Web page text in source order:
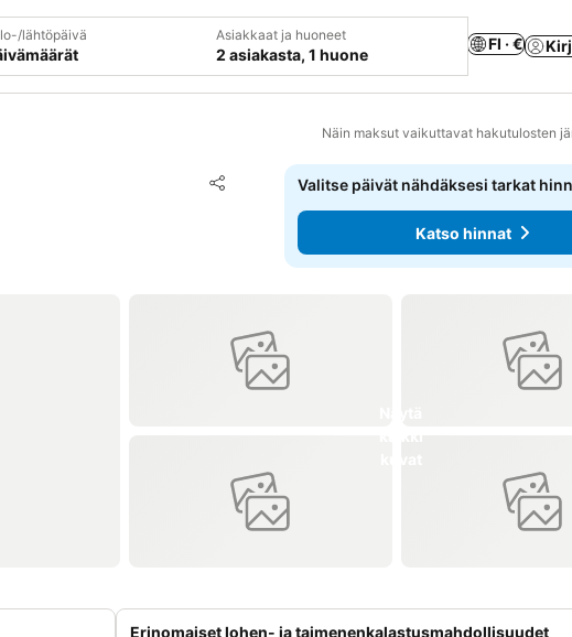
lähtöpäivä Asiakkaat ja huoneet
2 asiakasta, 1 huone
FI · €
Näin maksut vaikuttavat hakutulosten
Jaa
Lisää suosikkeihin
Valitse päivät nähdäksesi tarkat
Katso hinnat
Erinomaiset lohen- ja taimenenkalastusmahdollisuudet